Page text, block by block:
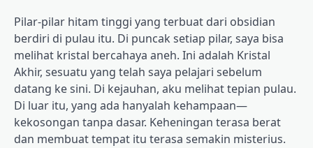
Pilar-pilar hitam tinggi yang terbuat dari obsidian
berdiri di pulau itu. Di puncak setiap pilar, saya bisa
melihat kristal bercahaya aneh. Ini adalah Kristal
Akhir, sesuatu yang telah saya pelajari sebelum
datang ke sini. Di kejauhan, aku melihat tepian pulau.
Di luar itu, yang ada hanyalah kehampaan—
kekosongan tanpa dasar. Keheningan terasa berat
dan membuat tempat itu terasa semakin misterius.